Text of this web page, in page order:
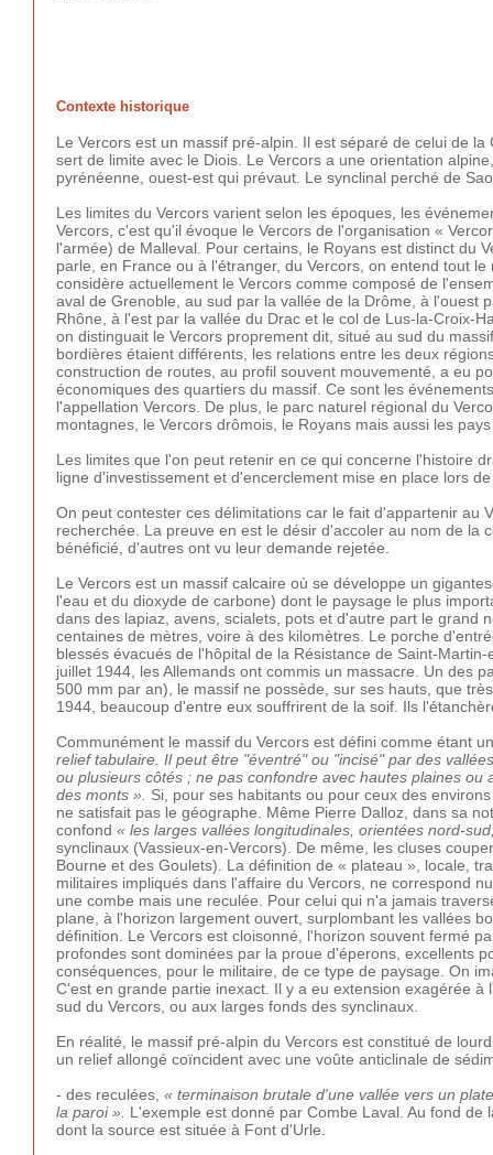
Contexte historique
Le Vercors est un massif pré-alpin. Il est séparé de celui de
sert de limite avec le Diois. Le Vercors a une orientation
pyrénéenne, ouest-est qui prévaut. Le synclinal perché de
Les limites du Vercors varient selon les époques, les
Vercors, c'est qu'il évoque le Vercors de l'organisation «
l'armée) de Malleval. Pour certains, le Royans est distinct du
parle, en France ou à l'étranger, du Vercors, on entend tout
considère actuellement le Vercors comme composé de
aval de Grenoble, au sud par la vallée de la Drôme, à l'ouest
Rhône, à l'est par la vallée du Drac et le col de Lus-la-Croix-
on distinguait le Vercors proprement dit, situé au sud du
bordières étaient différents, les relations entre les deux
construction de routes, au profil souvent mouvementé, a eu
économiques des quartiers du massif. Ce sont les
l'appellation Vercors. De plus, le parc naturel régional du
montagnes, le Vercors drômois, le Royans mais aussi les
Les limites que l'on peut retenir en ce qui concerne l'histoire
ligne d'investissement et d'encerclement mise en place lors
On peut contester ces délimitations car le fait d'appartenir au
recherchée. La preuve en est le désir d'accoler au nom de la
bénéficié, d'autres ont vu leur demande rejetée.
Le Vercors est un massif calcaire où se développe un
l'eau et du dioxyde de carbone) dont le paysage le plus
dans des lapiaz, avens, scialets, pots et d'autre part le grand
centaines de mètres, voire à des kilomètres. Le porche
blessés évacués de l'hôpital de la Résistance de Saint-
juillet 1944, les Allemands ont commis un massacre. Un des
500 mm par an), le massif ne possède, sur ses hauts, que
1944, beaucoup d'entre eux souffrirent de la soif. Ils
Communément le massif du Vercors est défini comme étant
relief tabulaire. Il peut être "éventré" ou "incisé" par des
ou plusieurs côtés ; ne pas confondre avec hautes plaines
des monts ».
Si, pour ses habitants ou pour ceux des
ne satisfait pas le géographe. Même Pierre Dalloz, dans sa
confond « les larges vallées longitudinales, orientées nord-
synclinaux (Vassieux-en-Vercors). De même, les cluses
Bourne et des Goulets). La définition de « plateau », locale,
militaires impliqués dans l'affaire du Vercors, ne correspond
une combe mais une reculée. Pour celui qui n'a jamais
plane, à l'horizon largement ouvert, surplombant les vallées
définition. Le Vercors est cloisonné, l'horizon souvent fermé
profondes sont dominées par la proue d'éperons, excellents
conséquences, pour le militaire, de ce type de paysage. On
C'est en grande partie inexact. Il y a eu extension exagérée
sud du Vercors, ou aux larges fonds des synclinaux.
En réalité, le massif pré-alpin du Vercors est constitué de
un relief allongé coïncident avec une voûte anticlinale de
- des reculées, « terminaison brutale d'une vallée vers un
la paroi ».
L'exemple est donné par Combe Laval. Au fond
dont la source est située à Font d'Urle.